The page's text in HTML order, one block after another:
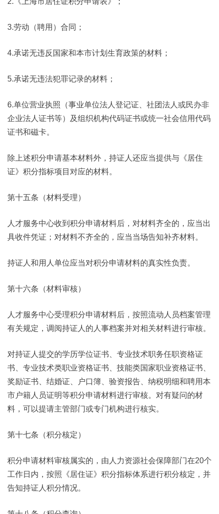
3.劳动（聘用）合同；
4.承诺无违反国家和本市计划生育政策的材料；
5.承诺无违法犯罪记录的材料；
6.单位营业执照（事业单位法人登记证、社团法人或民办非
企业法人证书等）及组织机构代码证书或统一社会信用代码
证书和磁卡。
除上述积分申请基本材料外，持证人还应当提供与《居住
证》积分指标项目对应的材料。
第十五条（材料受理）
人才服务中心收到积分申请材料后，对材料齐全的，应当出
具收件凭证；对材料不齐全的，应当当场告知补齐材料。
持证人和用人单位应当对积分申请材料的真实性负责。
第十六条（材料审核）
人才服务中心受理积分申请材料后，按照流动人员档案管理
有关规定，调阅持证人的人事档案并对相关材料进行审核。
对持证人提交的学历学位证书、专业技术职务任职资格证
书、专业技术类职业资格证书、技能类国家职业资格证书、
奖励证书、结婚证、户口簿、验资报告、纳税明细和聘用本
市户籍人员证明等积分申请材料进行审核。对有疑问的材
料，可以提请主管部门或专门机构进行核实。
第十七条（积分核定）
积分申请材料审核属实的，由人力资源社会保障部门在20个
工作日内，按照《居住证》积分指标体系进行积分核定，并
告知持证人积分情况。